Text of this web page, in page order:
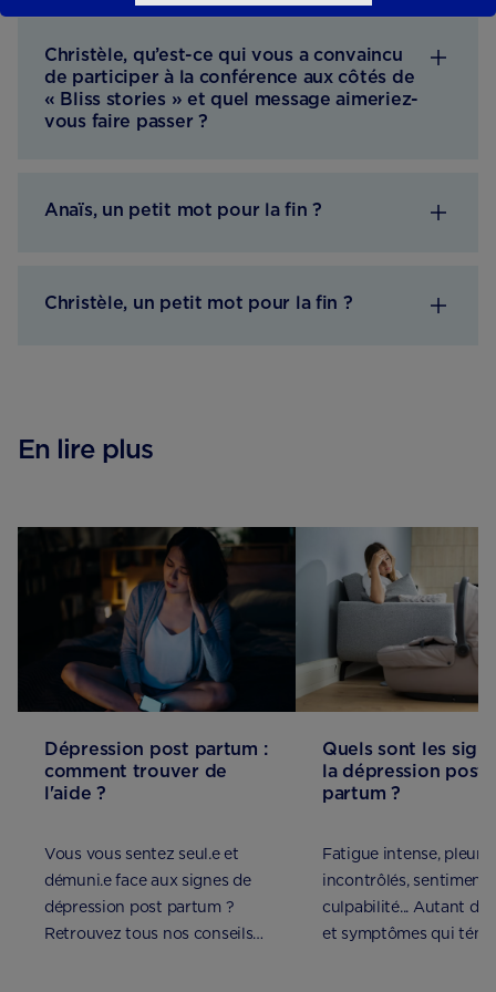
Christèle, qu’est-ce qui vous a convaincu
de participer à la conférence aux côtés de
« Bliss stories » et quel message aimeriez-
vous faire passer ?
Anaïs, un petit mot pour la fin ?
Christèle, un petit mot pour la fin ?
En lire plus
Dépression post partum :
comment trouver de
l'aide ?
Vous vous sentez seul.e et
démuni.e face aux signes de
dépression post partum ?
Retrouvez tous nos conseils
Quels sont les
la dépression post-
partum ?
Fatigue intense, pleurs
incontrôlés, sentiment
culpabilité... Autant de
et symptômes qui